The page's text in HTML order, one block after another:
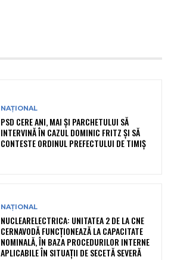
NAȚIONAL
PSD CERE ANI, MAI ȘI PARCHETULUI SĂ
INTERVINĂ ÎN CAZUL DOMINIC FRITZ ȘI SĂ
CONTESTE ORDINUL PREFECTULUI DE TIMIȘ
NAȚIONAL
NUCLEARELECTRICA: UNITATEA 2 DE LA CNE
CERNAVODĂ FUNCȚIONEAZĂ LA CAPACITATE
NOMINALĂ, ÎN BAZA PROCEDURILOR INTERNE
APLICABILE ÎN SITUAȚII DE SECETĂ SEVERĂ